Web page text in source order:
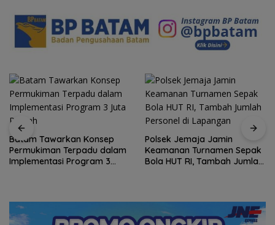
Batam Tawarkan Konsep
Permukiman Terpadu dalam
Implementasi Program 3
Polsek Jemaja Jamin
Keamanan Turnamen Sepak
Bola HUT RI, Tambah Jumlah